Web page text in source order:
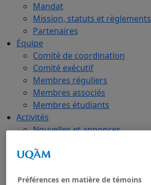
Mandat
Mission, statuts et règlements
Partenaires
Équipe
Comité de coordination
Comité exécutif
Membres réguliers
Membres associés
Membres étudiants
Activités
Nouvelles et annonces
Activités passées
Toutes les publications
Préférences en matière de témoins